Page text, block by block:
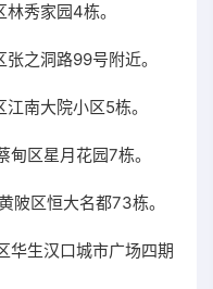
秀家园4栋。
之洞路99号附近。
南大院小区5栋。
区星月花园7栋。
陂区恒大名都73栋。
华生汉口城市广场四期